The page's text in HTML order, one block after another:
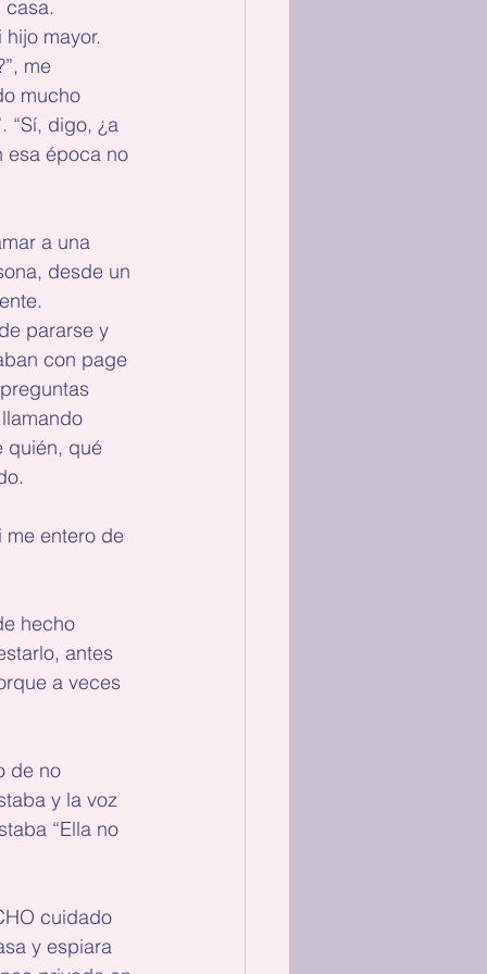
casa.
hijo mayor.
me
mucho
“Sí, digo, ¿a
esa época no
a una
desde un
pararse y
con page
quién, qué
me entero de
hecho
antes
a veces
de no
y la voz
“Ella no
cuidado
y espiara